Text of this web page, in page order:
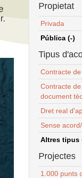
Propietat
Privada
Pública (-)
Tipus
Contracte
Contracte
document
Dret real
Sense
Altres tipus
Projectes
1.000 punts